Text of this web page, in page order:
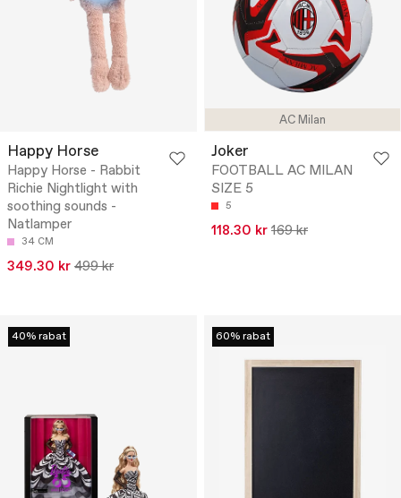
Happy Horse
Happy Horse - Rabbit
Richie Nightlight with
soothing sounds -
Natlamper
34 CM
349.30 kr 499 kr
AC Milan
Joker
FOOTBALL AC MILAN
SIZE 5
5
118.30 kr 169 kr
40% rabat 60% rabat